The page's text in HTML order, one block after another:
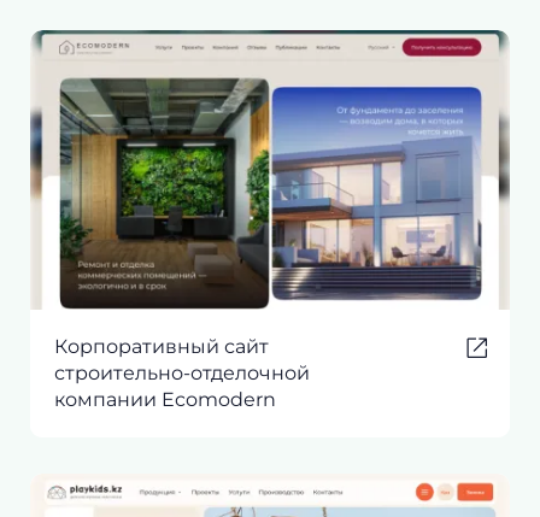
Корпоративный сайт
строительно-отделочной
компании Ecomodern